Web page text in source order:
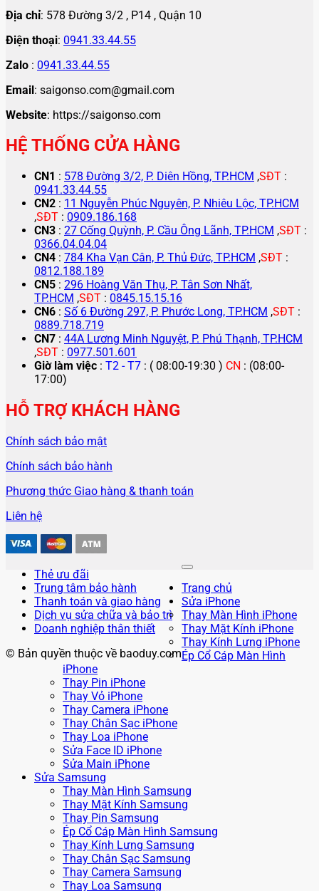
Địa chỉ: 578 Đường 3/2 , P14 , Quận 10
Điện thoại: 0941.33.44.55
Zalo : 0941.33.44.55
Email: saigonso.com@gmail.com
Website: https://saigonso.com
HỆ THỐNG CỬA HÀNG
CN1 : 578 Đường 3/2, P. Diên Hồng, TP.HCM ,SĐT :
0941.33.44.55
CN2 : 11 Nguyễn Phúc Nguyên, P. Nhiêu Lộc, TP.HCM
,SĐT : 0909.186.168
CN3 : 27 Cống Quỳnh, P. Cầu Ông Lãnh, TP.HCM ,SĐT :
0366.04.04.04
CN4 : 784 Kha Vạn Cân, P. Thủ Đức, TP.HCM ,SĐT :
0812.188.189
CN5 : 296 Hoàng Văn Thụ, P. Tân Sơn Nhất,
TP.HCM ,SĐT : 0845.15.15.16
CN6 : Số 6 Đường 297, P. Phước Long, TP.HCM ,SĐT :
0889.718.719
CN7 : 44A Lương Minh Nguyệt, P. Phú Thạnh, TP.HCM
,SĐT : 0977.501.601
Giờ làm việc : T2 - T7 : ( 08:00-19:30 ) CN : (08:00-
17:00)
HỖ TRỢ KHÁCH HÀNG
Chính sách bảo mật
Chính sách bảo hành
Phương thức Giao hàng & thanh toán
Liên hệ
Thẻ ưu đãi
Trung tâm bảo hành
Thanh toán và giao hàng
Dịch vụ sửa chữa và bảo trì
Doanh nghiệp thân thiết
© Bản quyền thuộc về baoduy.com
Trang chủ
Sửa iPhone
Thay Màn Hình iPhone
Thay Mặt Kính iPhone
Thay Kính Lưng iPhone
Ép Cổ Cáp Màn Hình
iPhone
Thay Pin iPhone
Thay Vỏ iPhone
Thay Camera iPhone
Thay Chân Sạc iPhone
Thay Loa iPhone
Sửa Face ID iPhone
Sửa Main iPhone
Sửa Samsung
Thay Màn Hình Samsung
Thay Mặt Kính Samsung
Thay Pin Samsung
Ép Cổ Cáp Màn Hình Samsung
Thay Kính Lưng Samsung
Thay Chân Sạc Samsung
Thay Camera Samsung
Thay Loa Samsung